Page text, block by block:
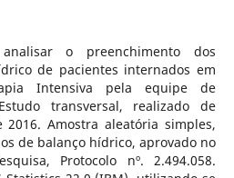
o preenchimento dos
de pacientes internados em
Intensiva pela equipe de
transversal, realizado de
Amostra aleatória simples,
de balanço hídrico, aprovado no
Protocolo nº. 2.494.058.